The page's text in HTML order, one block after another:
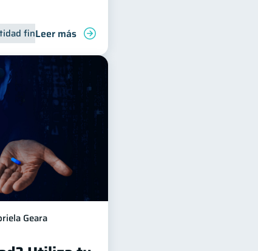
jóvenes Manejo de deudas
financiera
Leer más
Geara